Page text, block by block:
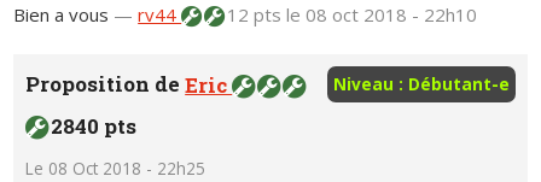
Bien a vous —rv44 12 ptsle 08 oct 2018 - 22h10
Niveau : Débutant-e
Proposition deEric
2840 pts
Le 08 Oct 2018 - 22h25